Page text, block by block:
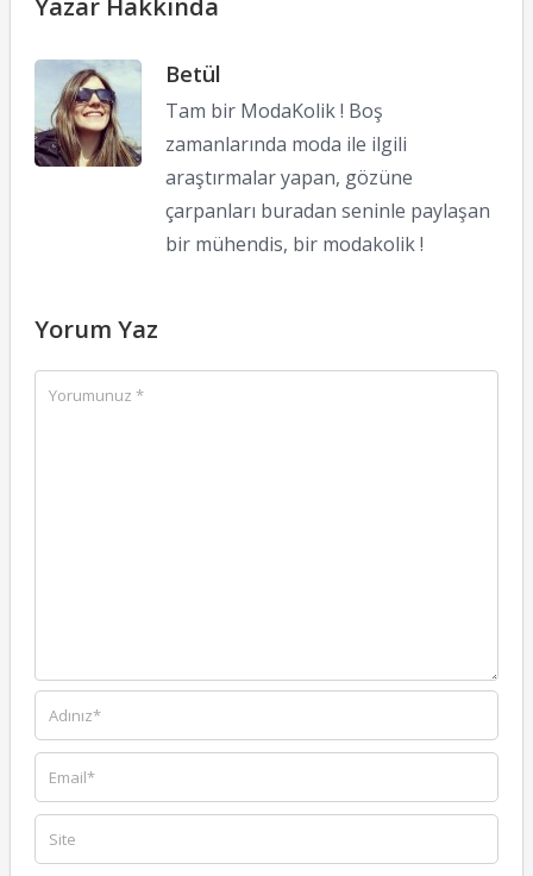
Yazar Hakkında
Betül
Tam bir ModaKolik ! Boş
zamanlarında moda ile ilgili
araştırmalar yapan, gözüne
çarpanları buradan seninle paylaşan
bir mühendis, bir modakolik !
Yorum Yaz